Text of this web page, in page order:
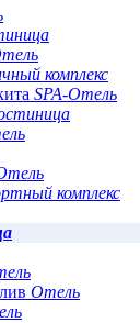
комплекс
SPA-Отель
комплекс
Отель